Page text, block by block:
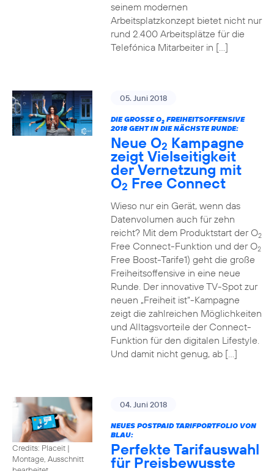
seinem modernen
Arbeitsplatzkonzept bietet nicht nur
rund 2.400 Arbeitsplätze für die
Telefónica Mitarbeiter in […]
05. Juni 2018
DIE GROSSE O 2FREIHEITSOFFENSIVE
2018 GEHT IN DIE NÄCHSTE RUNDE:
Neue O2 Kampagne
zeigt Vielseitigkeit
der Vernetzung mit
O2 Free Connect
Wieso nur ein Gerät, wenn das
Datenvolumen auch für zehn
reicht? Mit dem Produktstart der O2
Free Connect-Funktion und der O2
Free Boost-Tarife1) geht die große
Freiheitsoffensive in eine neue
Runde. Der innovative TV-Spot zur
neuen „Freiheit ist“-Kampagne
zeigt die zahlreichen Möglichkeiten
und Alltagsvorteile der Connect-
Funktion für den digitalen Lifestyle.
Und damit nicht genug, ab […]
Credits: Placeit |
Montage, Ausschnitt
04. Juni 2018
NEUES POSTPAID TARIFPORTFOLIO VON
BLAU:
Perfekte Tarifauswahl
für Preisbewusste